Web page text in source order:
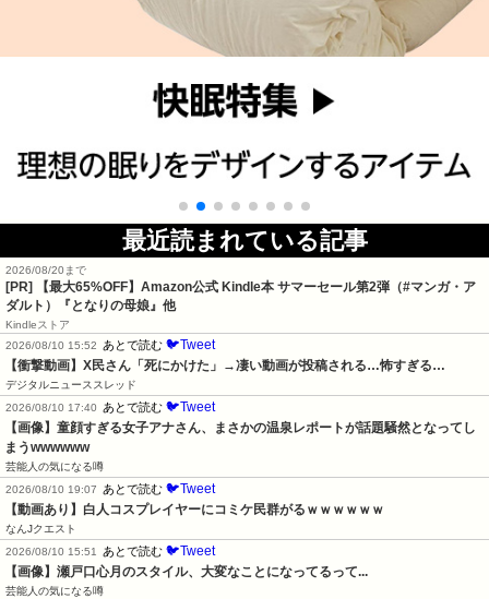
最近読まれている記事
2026/08/20まで
[PR]
【最大65%OFF】Amazon公式 Kindle本 サマーセール第2弾（#マンガ・ア
ダルト）『となりの母娘』他
Kindleストア
2026/08/10 15:52
あとで読む 🐦Tweet
【衝撃動画】X民さん「死にかけた」→凄い動画が投稿される…怖すぎる…
デジタルニューススレッド
2026/08/10 17:40
あとで読む 🐦Tweet
【画像】童顔すぎる女子アナさん、まさかの温泉レポートが話題騒然となってし
まうwwwwww
芸能人の気になる噂
2026/08/10 19:07
あとで読む 🐦Tweet
【動画あり】白人コスプレイヤーにコミケ民群がるｗｗｗｗｗｗ
なんJクエスト
2026/08/10 15:51
あとで読む 🐦Tweet
【画像】瀬戸口心月のスタイル、大変なことになってるって...
芸能人の気になる噂